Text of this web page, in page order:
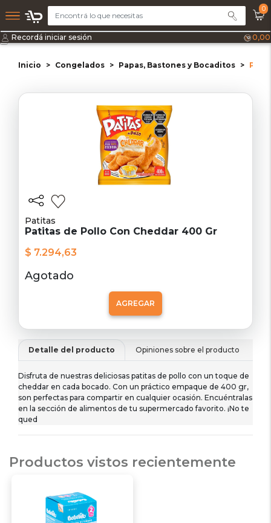
0
Recordá iniciar sesión 0,00
Inicio Congelados Papas, Bastones y Bocaditos
Patitas
Patitas de Pollo Con Cheddar 400 Gr
$ 7.294,63
Agotado
AGREGAR
Detalle del producto Opiniones sobre el producto
Disfruta de nuestras deliciosas patitas de pollo con un toque de
cheddar en cada bocado. Con un práctico empaque de 400 gr,
son perfectas para compartir en cualquier ocasión. Encuéntralas
en la sección de alimentos de tu supermercado favorito. ¡No te
qued
Productos vistos recientemente